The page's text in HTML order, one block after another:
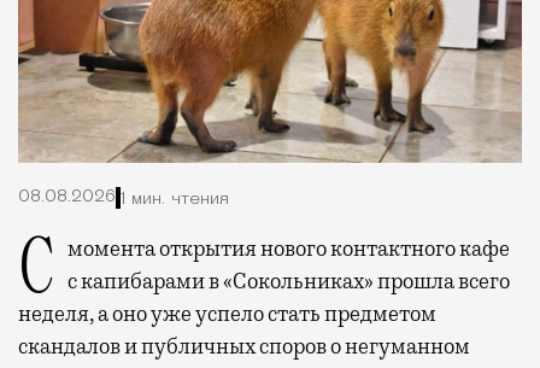
08.08.2026 1 мин. чтения
С момента открытия нового контактного кафе с капибарами в «Сокольниках» прошла всего
неделя, а оно уже успело стать предметом
скандалов и публичных споров о негуманном